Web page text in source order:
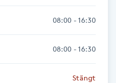
08:00 - 16:30
08:00 - 16:30
Stängt